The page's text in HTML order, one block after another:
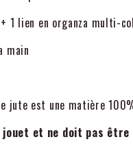
1 lien en organza multi-
main
jute est une matière
et ne doit pas